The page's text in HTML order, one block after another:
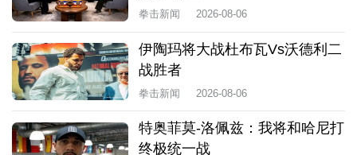
拳击新闻 2026-08-06
伊陶玛将大战杜布瓦Vs沃德利二
战胜者
拳击新闻 2026-08-06
特奥菲莫-洛佩兹：我将和哈尼打
终极统一战